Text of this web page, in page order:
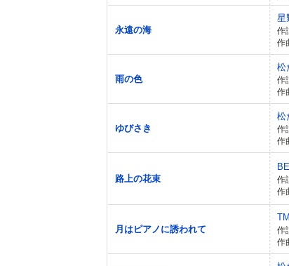
永遠の海
星
作
作
雨の色
松
作
作
ゆびさき
松
作
作
路上の花束 作
作
月はピアノに誘われて 作
作